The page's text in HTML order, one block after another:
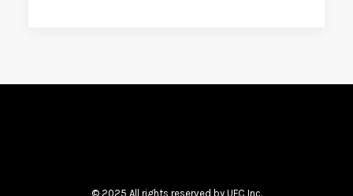
© 2025 All rights reserved by UFC Inc.